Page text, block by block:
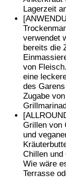
Lagerzeit
verwendet
bereits die
von
eine
des
Zugabe
Grillen von
und
Chillen und
Wie wäre
Terrasse